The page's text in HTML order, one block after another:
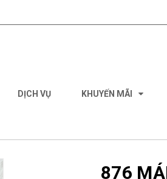
DỊCH VỤ KHUYẾN MÃI
876